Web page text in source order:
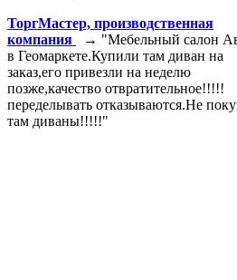
ТоргМастер, производственная
компания
→ "Мебельный салон
в Геомаркете.Купили там диван на
заказ,его привезли на неделю
позже,качество отвратительное!!!!!
переделывать отказываются.Не
там диваны!!!!!"